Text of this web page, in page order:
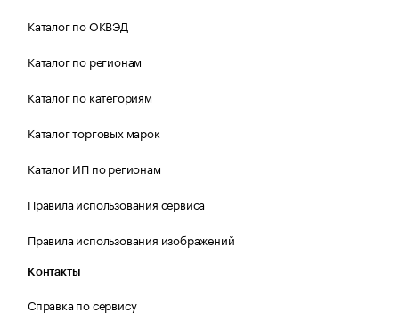
Каталог по ОКВЭД
Каталог по регионам
Каталог по категориям
Каталог торговых марок
Каталог ИП по регионам
Правила использования сервиса
Правила использования изображений
Контакты
Справка по сервису